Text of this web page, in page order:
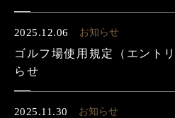
2025.12.06 お知らせ
ゴルフ場使用規定（エント
らせ
2025.11.30 お知らせ